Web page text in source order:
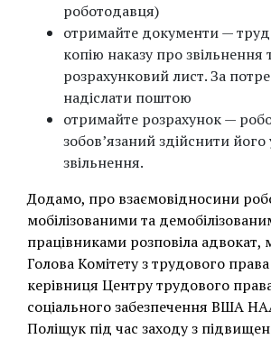
роботодавця)
отримайте документи —
копію наказу про звільнення
розрахунковий лист. За
надіслати поштою
отримайте розрахунок —
зобов’язаний здійснити його
звільнення.
Додамо, про взаємовідносини
мобілізованими та
працівниками розповіла адвокат,
Голова Комітету з трудового
керівниця Центру трудового
соціального забезпечення ВША
Поліщук під час заходу з